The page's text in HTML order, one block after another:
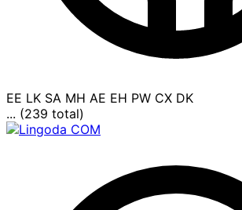
EE LK SA MH AE EH PW CX DK
... (239 total)